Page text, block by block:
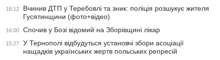
16:12
Вчинив ДТП у Теребовлі та зник: поліція розшукує жителя
Гусятинщини (фото+відео)
16:00 Спочив у Бозі відомий на Зборівщині лікар
15:27
У Тернополі відбудуться установчі збори асоціації
нащадків українських жертв польських репресій